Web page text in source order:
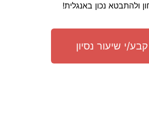
ולהתבטא נכון באנגלית!
קבע/י שיעור נסיון